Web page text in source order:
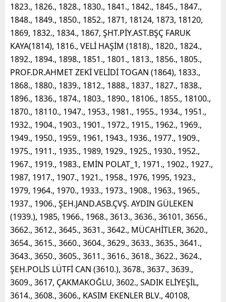
1823., 1826., 1828., 1830., 1841., 1842., 1845., 1847.,
1848., 1849., 1850., 1852., 1871, 18124, 1873, 18120,
1869, 1832., 1834., 1867, ŞHT.PİY.AST.BŞÇ FARUK
KAYA(1814), 1816., VELİ HAŞİM (1818)., 1820., 1824.,
1892., 1894., 1898., 1851., 1801., 1813., 1856., 1805.,
PROF.DR.AHMET ZEKİ VELİDİ TOGAN (1864), 1833.,
1868., 1880., 1839., 1812., 1888., 1837., 1827., 1838.,
1896., 1836., 1874., 1803., 1890., 18106., 1855., 18100.,
1870., 18110., 1947., 1953., 1981., 1955., 1934., 1951.,
1932., 1904., 1903., 1901., 1972., 1915., 1962., 1969.,
1949., 1950., 1959., 1961, 1943., 1936., 1977., 1909.,
1975., 1911., 1935., 1989, 1929., 1925., 1930., 1952.,
1967., 1919., 1983., EMİN POLAT_1, 1971., 1902., 1927.,
1987, 1917., 1907., 1921., 1958., 1976, 1995, 1923.,
1979, 1964., 1970., 1933., 1973., 1908., 1963., 1965.,
1937., 1906., ŞEH.JAND.ASB.ÇVŞ. AYDIN GÜLEKEN
(1939.), 1985, 1966., 1968., 3613., 3636., 36101, 3656.,
3662., 3612., 3645., 3631., 3642., MÜCAHİTLER, 3620.,
3654., 3615., 3660., 3604., 3629., 3633., 3635., 3641.,
3643., 3650., 3605., 3611., 3616., 3618., 3622., 3624.,
ŞEH.POLİS LÜTFİ CAN (3610.), 3678., 3637., 3639.,
3609., 3617, ÇAKMAKOĞLU, 3602., SADIK ELİYEŞİL,
3614., 3608., 3606., KASIM EKENLER BLV., 40108,